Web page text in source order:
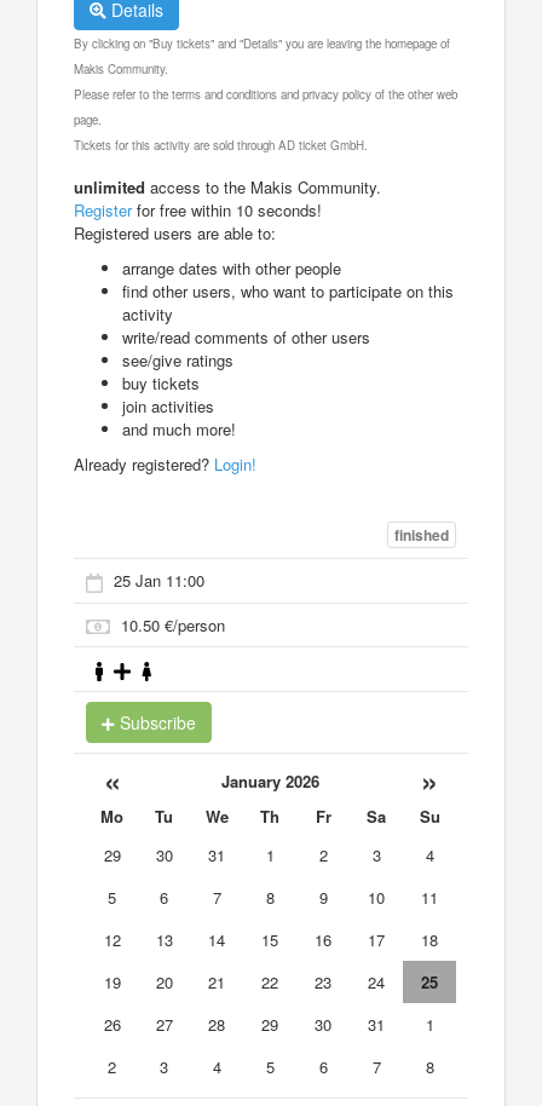
Details
By clicking on "Buy tickets" and "Details" you are leaving the homepage of
Makis Community.
Please refer to the terms and conditions and privacy policy of the other web
page.
Tickets for this activity are sold through AD ticket GmbH.
unlimited access to the Makis Community.
Registerfor free within 10 seconds!
Registered users are able to:
arrange dates with other people
find other users, who want to participate on this
activity
write/read comments of other users
see/give ratings
buy tickets
join activities
and much more!
Already registered? Login!
finished
25 Jan 11:00
10.50 €/person
Subscribe
« January 2026 »
Mo Tu We Th Fr Sa
Su
29
30 31 1 2 3
4
5
6 7 8 9 10
11
12
13 14 15 16 17
18
19
20 21 22 23 24
25
26
27 28 29 30 31
1
2
3 4 5 6 7 8